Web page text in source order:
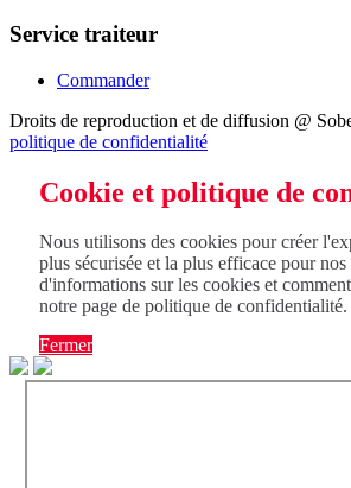
Service traiteur
Commander
Droits de reproduction et de diffusion @
politique de confidentialité
Cookie et politique de
Nous utilisons des cookies pour créer
plus sécurisée et la plus efficace pour
d'informations sur les cookies et
notre page de politique de confidentialité.
Fermer